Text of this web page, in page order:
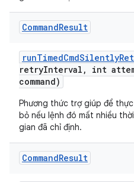
CommandResult
runTimedCmdSilently
retryInterval , int
command)
Phương thức trợ giúp để
bỏ nếu lệnh đó mất nhiều
gian đã chỉ định.
CommandResult